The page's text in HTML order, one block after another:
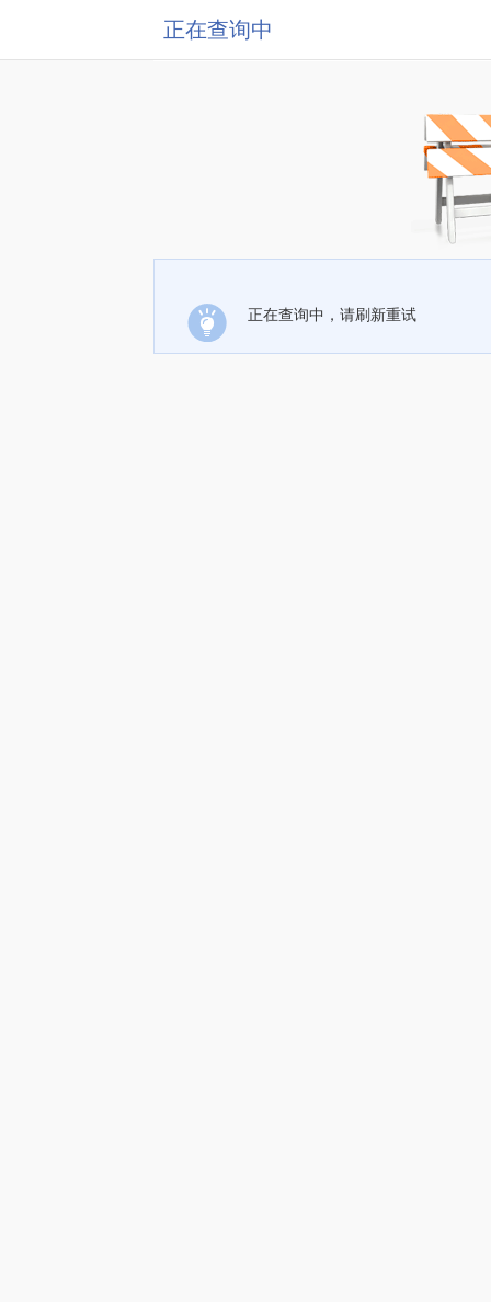
正在查询中
正在查询中，请刷新重试